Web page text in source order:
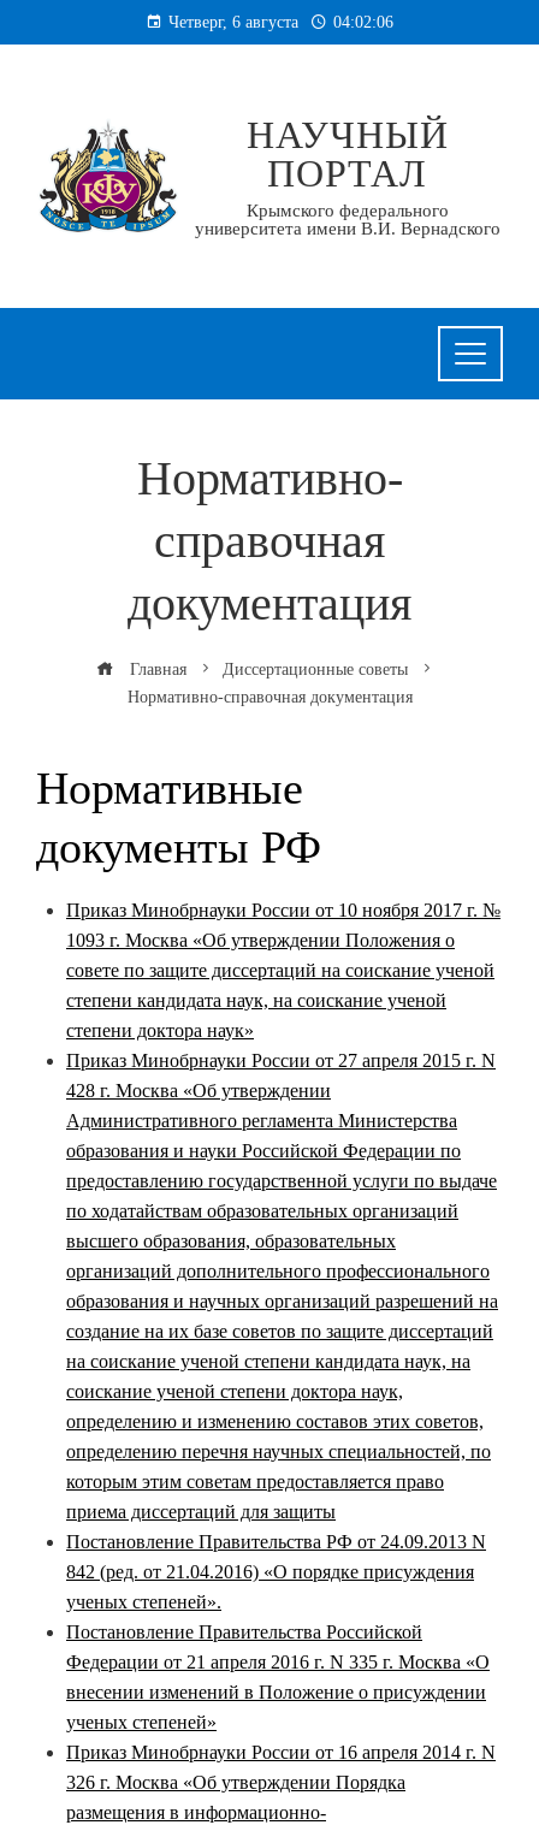
к
Четверг, 6 августа 04:02:06
НАУЧНЫЙ
ПОРТАЛ
Крымского федерального
университета имени В.И. Вернадского
Нормативно-
справочная
документация
Главная
Диссертационные советы
Нормативно-справочная документация
Нормативные
документы РФ
Приказ Минобрнауки России от 10 ноября 2017 г. №
1093 г. Москва «Об утверждении Положения о
совете по защите диссертаций на соискание ученой
степени кандидата наук, на соискание ученой
степени доктора наук»
Приказ Минобрнауки России от 27 апреля 2015 г. N
428 г. Москва «Об утверждении
Административного регламента Министерства
образования и науки Российской Федерации по
предоставлению государственной услуги по выдаче
по ходатайствам образовательных организаций
высшего образования, образовательных
организаций дополнительного профессионального
образования и научных организаций разрешений на
создание на их базе советов по защите диссертаций
на соискание ученой степени кандидата наук, на
соискание ученой степени доктора наук,
определению и изменению составов этих советов,
определению перечня научных специальностей, по
которым этим советам предоставляется право
приема диссертаций для защиты
Постановление Правительства РФ от 24.09.2013 N
842 (ред. от 21.04.2016) «О порядке присуждения
ученых степеней».
Постановление Правительства Российской
Федерации от 21 апреля 2016 г. N 335 г. Москва «О
внесении изменений в Положение о присуждении
ученых степеней»
Приказ Минобрнауки России от 16 апреля 2014 г. N
326 г. Москва «Об утверждении Порядка
размещения в информационно-